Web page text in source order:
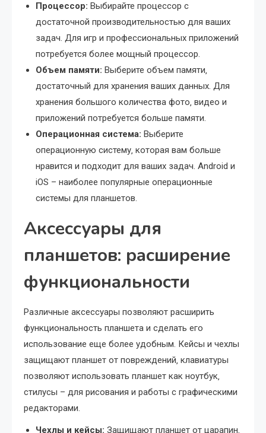
Процессор: Выбирайте процессор с
достаточной производительностью для ваших
задач. Для игр и профессиональных приложений
потребуется более мощный процессор.
Объем памяти: Выберите объем памяти‚
достаточный для хранения ваших данных. Для
хранения большого количества фото‚ видео и
приложений потребуется больше памяти.
Операционная система: Выберите
операционную систему‚ которая вам больше
нравится и подходит для ваших задач. Android и
iOS – наиболее популярные операционные
системы для планшетов.
Аксессуары для
планшетов: расширение
функциональности
Различные аксессуары позволяют расширить
функциональность планшета и сделать его
использование еще более удобным. Кейсы и чехлы
защищают планшет от повреждений‚ клавиатуры
позволяют использовать планшет как ноутбук‚
стилусы – для рисования и работы с графическими
редакторами.
Чехлы и кейсы: Защищают планшет от царапин‚